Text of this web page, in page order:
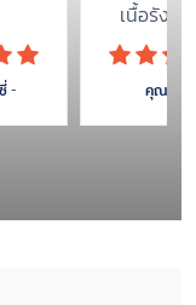
เนื้อรังนกเย
สินค้าคุณภา
เยี่ยม”
คุณหลิน -